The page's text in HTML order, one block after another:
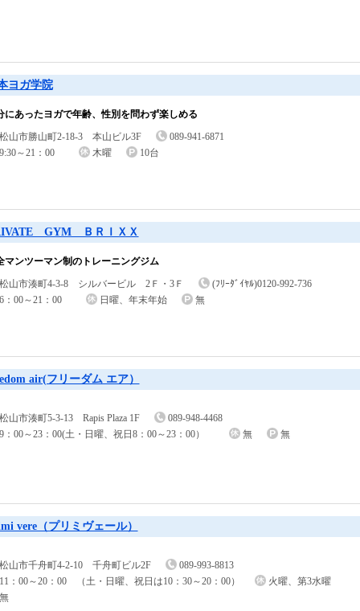
ヨガ学院
にあったヨガで年齢、性別を問わず楽しめる
松山市勝山町2-18-3 本山ビル3F
089-941-6871
9:30～21：00
木曜 10台
GYM ＢＲＩＸＸ
マンツーマン制のトレーニングジム
松山市湊町4-3-8 シルバービル 2Ｆ・3Ｆ
(ﾌﾘｰﾀﾞｲﾔﾙ)0120-992-736
6：00～21：00
日曜、年末年始 無
air(フリーダム エア）
松山市湊町5-3-13 Rapis Plaza 1F
089-948-4468
9：00～23：00(土・日曜、祝日8：00～23：00）
無 無
vere（プリミヴェール）
松山市千舟町4-2-10 千舟町ビル2F
089-993-8813
11：00～20：00 （土・日曜、祝日は10：30～20：00）
火曜、第3水曜
無